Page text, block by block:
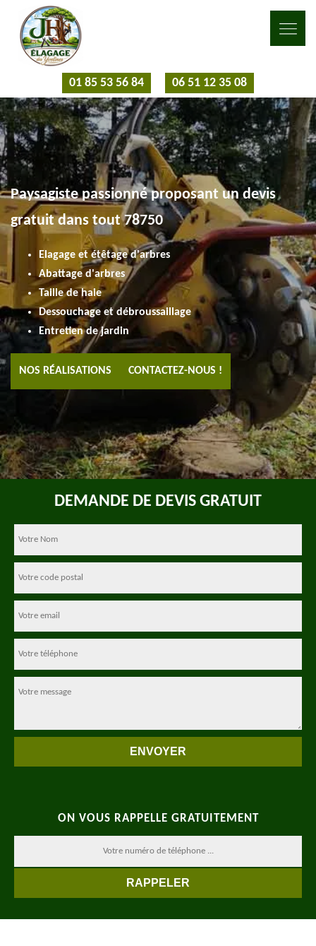
01 85 53 56 84 06 51 12 35 08
Paysagiste passionné proposant un devis
gratuit dans tout 78750
Elagage et étêtage d'arbres
Abattage d'arbres
Taille de haie
Dessouchage et débroussaillage
Entretien de jardin
NOS RÉALISATIONS CONTACTEZ-NOUS !
DEMANDE DE DEVIS GRATUIT
ON VOUS RAPPELLE GRATUITEMENT